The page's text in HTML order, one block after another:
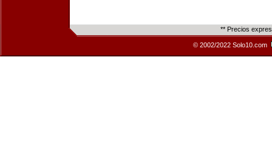
** Precios
© 2002/2022 Solo10.com